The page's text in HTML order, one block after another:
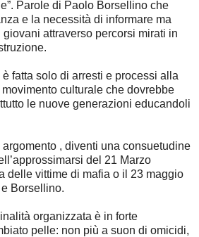
Parole di Paolo Borsellino che
e la necessità di informare ma
attraverso percorsi mirati in
fatta solo di arresti e processi alla
culturale che dovrebbe
le nuove generazioni educandoli
argomento , diventi una consuetudine
del 21 Marzo
delle vittime di mafia o il 23 maggio
Borsellino.
organizzata è in forte
pelle: non più a suon di omicidi,